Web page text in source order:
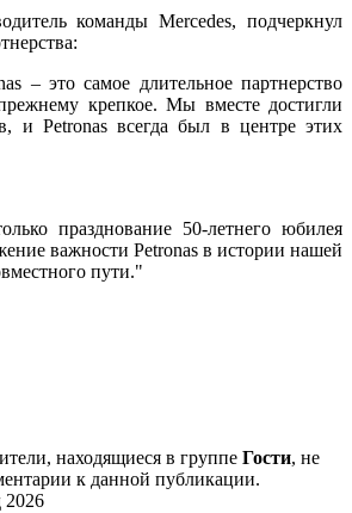
команды Mercedes, подчеркнул
– это самое длительное партнерство
крепкое. Мы вместе достигли
и Petronas всегда был в центре этих
празднование 50-летнего юбилея
важности Petronas в истории нашей
пути."
находящиеся в группе Гости, не
к данной публикации.
2026